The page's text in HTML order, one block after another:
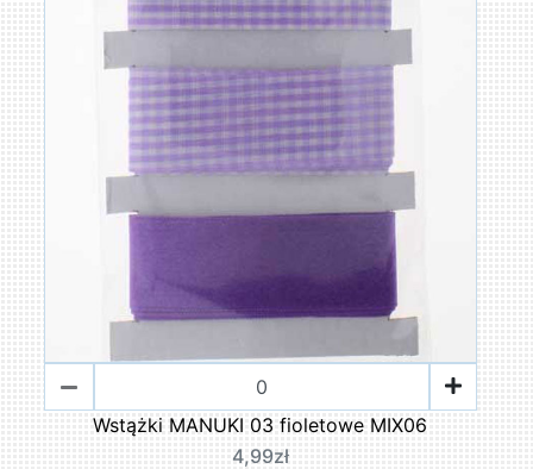
Wstążki MANUKI 03 fioletowe MIX06
4,99zł